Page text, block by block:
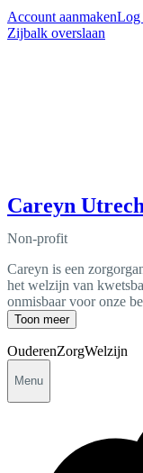
Account aanmakenLog
Zijbalk overslaan
Careyn
Non-profit
Careyn is een
het welzijn van
onmisbaar voor onze
Toon meer
OuderenZorgWelzijn
Menu